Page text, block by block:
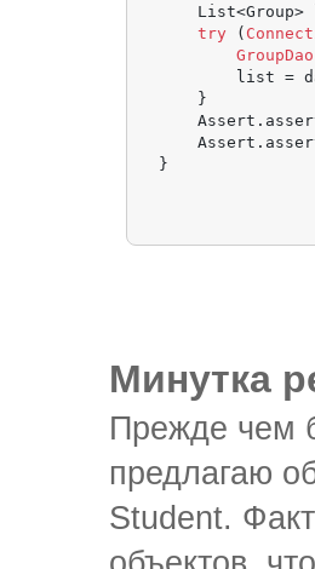
List<Group>
try (
GroupDao
list =
    }
Минутка
Прежде чем
предлагаю
Student.